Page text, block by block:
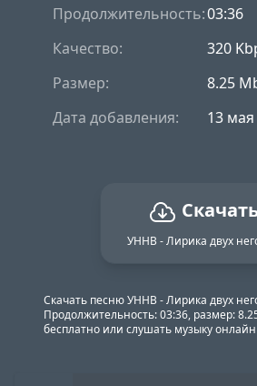
Продолжительность:03:36
Качество:
320
Размер:
8.25
Дата добавления:
13
УННВ - Лирика двух
Скачать песню УННВ - Лирика двух
Продолжительность: 03:36, размер:
бесплатно или слушать музыку онлайн